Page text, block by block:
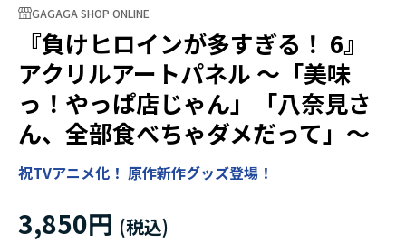
GAGAGA SHOP ONLINE
『負けヒロインが多すぎる！ 6』
アクリルアートパネル ～「美味
っ！やっぱ店じゃん」「八奈見さ
ん、全部食べちゃダメだって」～
祝TVアニメ化！ 原作新作グッズ登場！
3,850円